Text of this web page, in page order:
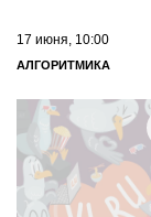
17 июня, 10:00
АЛГОРИТМИКА